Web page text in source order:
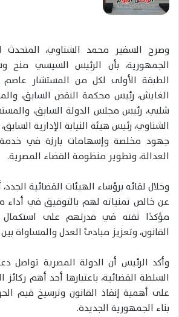
وصرح السفير محمد الشناوي، المتحدث
الجمهورية، بأن الرئيس السيسي منح
الطبقة الأولى لكل من المستشار
الغايش، رئيس محكمة النقض السابق،
شلبي، رئيس مجلس الدولة السابق،
الشناوي، رئيس هيئة النيابة الإدارية
جهود مخلصة وإسهامات بارزة في خدمة
العدالة، وتطوير منظومة القضاء المصرية.
وخلال لقائه برؤساء الهيئات القضائية
عن خالص تمنياته لهم بالتوفيق في أداء
مؤكدًا ثقته في قدرتهم على
القانون، وتعزيز مبادئ العدل والمساواة
وأكد الرئيس أن الدولة المصرية تواصل
السلطة القضائية، باعتبارها أحد أهم ركائز
على أهمية إنفاذ القانون وترسيخ قيم
بناء الجمهورية الجديدة.